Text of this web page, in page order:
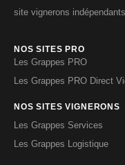
site vignerons indépendants
NOS SITES PRO
Les Grappes PRO
Les Grappes PRO Direct
NOS SITES VIGNERONS
Les Grappes Services
Les Grappes Logistique